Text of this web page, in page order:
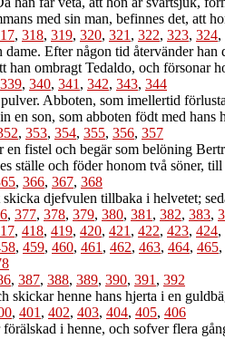
med sin man, befinnes det, att
, 318, 319, 320, 321 , 322, 323, 324,
Efter någon tid återvänder
ombragt Tedaldo, och försonar
339, 340, 341 , 342, 343, 344
Abboten, som imellertid
en son, som abboten födt med hans
, 353, 354, 355, 356, 357
fistel och begär som belöning
ställe och föder honom två söner,
, 366, 367, 368
djefvulen tillbaka i helvetet;
, 377, 378, 379, 380, 381 , 382, 383,
, 418, 419, 420, 421 , 422, 423, 424,
, 459, 460, 461 , 462, 463, 464, 465,
, 387, 388, 389, 390, 391 , 392
skickar henne hans hjerta i en
, 401 , 402, 403, 404, 405, 406
i henne, och sofver flera